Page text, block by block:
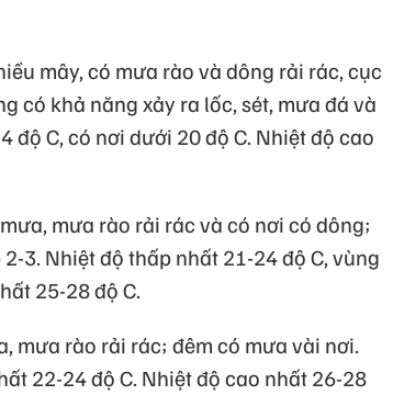
mây, có mưa rào và dông rải rác, cục
có khả năng xảy ra lốc, sét, mưa đá và
C, có nơi dưới 20 độ C. Nhiệt độ cao
mưa rào rải rác và có nơi có dông;
3. Nhiệt độ thấp nhất 21-24 độ C, vùng
25-28 độ C.
mưa rào rải rác; đêm có mưa vài nơi.
22-24 độ C. Nhiệt độ cao nhất 26-28